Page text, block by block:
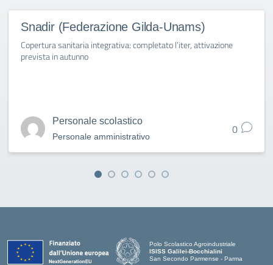
Snadir (Federazione Gilda-Unams)
Copertura sanitaria integrativa: completato l’iter, attivazione
prevista in autunno
Personale scolastico
Personale amministrativo 0
Polo Scolastico Agroindustriale
ISISS Galilei-Bocchialini
San Secondo Parmense - Parma